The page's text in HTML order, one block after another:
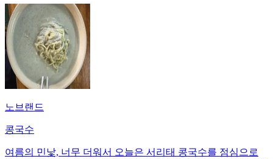
노브랜드
콩국수
여름의 민낯, 너무 더워서 오늘은 서리태 콩국수를 점심으로